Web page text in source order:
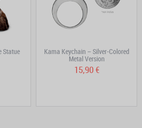
Statue Kama Keychain – Silver-Colored
Metal Version
15,90 €